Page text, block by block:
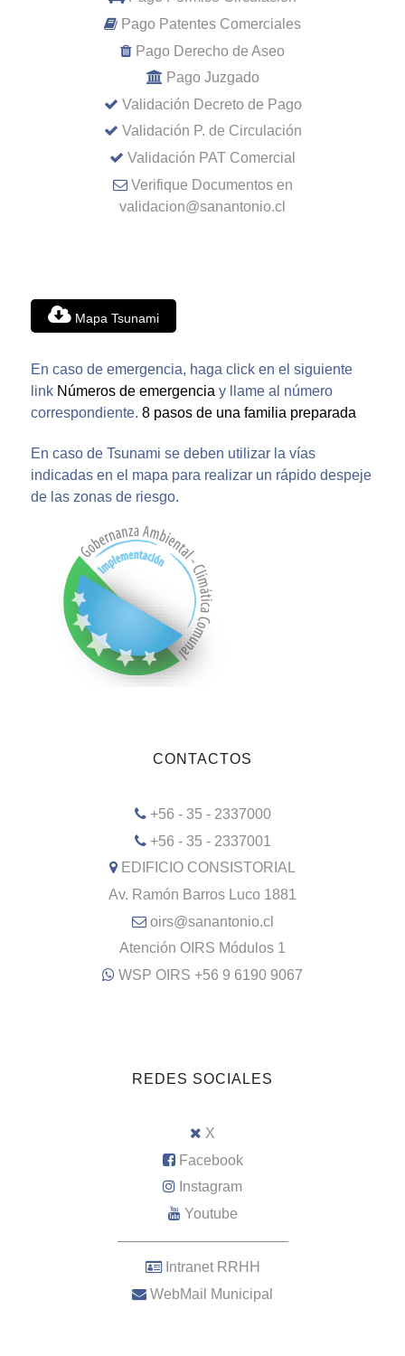
Pago Patentes Comerciales
Pago Derecho de Aseo
Pago Juzgado
Validación Decreto de Pago
Validación P. de Circulación
Validación PAT Comercial
Verifique Documentos en
validacion@sanantonio.cl
Mapa Tsunami
En caso de emergencia, haga click en el siguiente
link Números de emergencia y llame al número
correspondiente. 8 pasos de una familia preparada
En caso de Tsunami se deben utilizar la vías
indicadas en el mapa para realizar un rápido despeje
de las zonas de riesgo.
CONTACTOS
+56 - 35 - 2337000
+56 - 35 - 2337001
EDIFICIO CONSISTORIAL
Av. Ramón Barros Luco 1881
oirs@sanantonio.cl
Atención OIRS Módulos 1
WSP OIRS +56 9 6190 9067
REDES SOCIALES
X
Facebook
Instagram
Youtube
–––––––––––––––––––––
Intranet RRHH
WebMail Municipal